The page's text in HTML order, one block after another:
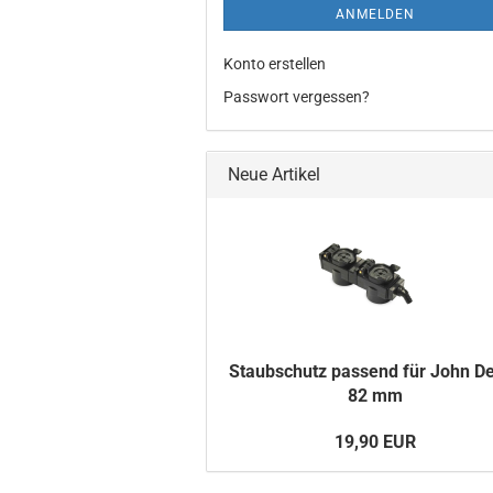
ANMELDEN
Konto erstellen
Passwort vergessen?
Neue Artikel
Staub­schutz pas­send für John
82 mm
19,90 EUR